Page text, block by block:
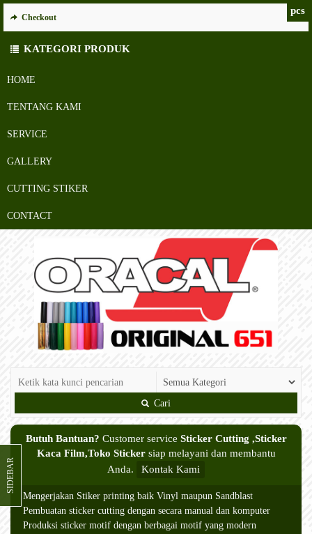
HOME
TENTANG KAMI
SERVICE
GALLERY
CUTTING STIKER
CONTACT
Cari
Butuh Bantuan? Customer service Sticker Cutting ,Sticker
Kaca Film,Toko Stickersiap melayani dan membantu
Anda.
Kontak Kami
Mengerjakan Stiker printing baik Vinyl maupun Sandblast
Pembuatan sticker cutting dengan secara manual dan komputer
Produksi sticker motif dengan berbagai motif yang modern
pcs
Checkout
KATEGORI PRODUK
SIDEBAR